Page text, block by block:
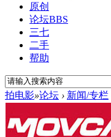
原创
论坛BBS
三七
二手
帮助
拍电影»论坛 › 新闻/专栏